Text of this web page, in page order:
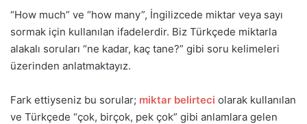
“How much” ve “how many”, İngilizcede miktar veya sayı
sormak için kullanılan ifadelerdir. Biz Türkçede miktarla
alakalı soruları “ne kadar, kaç tane?” gibi soru kelimeleri
üzerinden anlatmaktayız.
Fark ettiyseniz bu sorular; miktar belirteci olarak kullanılan
ve Türkçede “çok, birçok, pek çok” gibi anlamlara gelen